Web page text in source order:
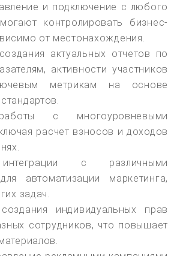
и подключение с любого
контролировать бизнес-
от местонахождения.
актуальных отчетов по
активности участников
метрикам на основе
с многоуровневыми
расчет взносов и доходов
с различными
автоматизации маркетинга,
задач.
индивидуальных прав
сотрудников, что повышает